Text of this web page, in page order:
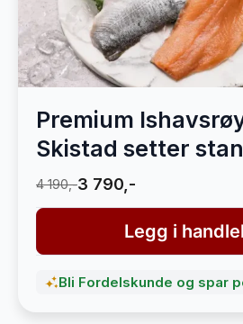
Premium
Skistad setter
4 190,-3 790,-
Legg i
Bli Fordelskunde og spar